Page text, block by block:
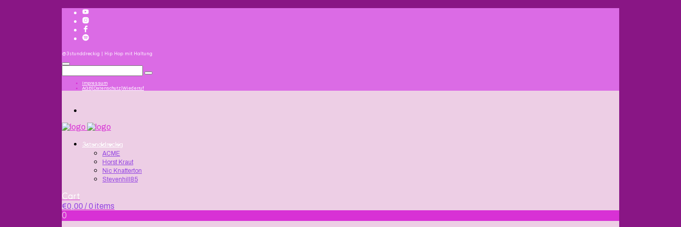
@3stunddreckig | Hip Hop mit Haltung
Impressum
AGB|Datenschutz|Wiederruf
3stunddreckig
ACME
Horst Kraut
Nic Knatterton
Stevenhill85
Cart
€0,00 / 0 items
0